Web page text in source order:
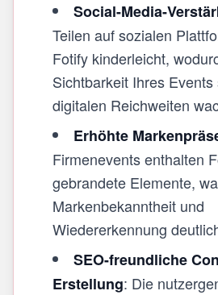
Social-Media-
Teilen auf sozialen
Fotify kinderleicht,
Sichtbarkeit Ihres
digitalen Reichweiten
Erhöhte
Firmenevents enthalten
gebrandete Elemente,
Markenbekanntheit und
Wiedererkennung
SEO-freundliche
Erstellung: Die